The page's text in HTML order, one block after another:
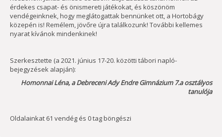
érdekes csapat- és önismereti játékokat, és köszönöm
vendégeinknek, hogy meglátogattak bennünket ott, a Hortobágy
közepén is! Remélem, jövőre újra találkozunk! További kellemes
nyarat kívánok mindenkinek!
Szerkesztette (a 2021. június 17-20. közötti tábori napló-
bejegyzések alapján):
Homonnai Léna, a Debreceni Ady Endre Gimnázium 7.a osztályos
tanulója
Oldalainkat 61 vendég és 0 tag böngészi